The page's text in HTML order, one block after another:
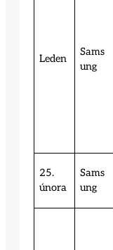
Leden
Sams
ung
25.
února
Sams
ung